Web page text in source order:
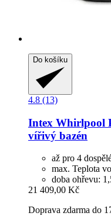
Do košíku
4.8 (13)
Intex Whirlpool
vířivý bazén
až pro 4
max. Teplota
doba ohřevu:
21 409,00 Kč
Doprava zdarma do